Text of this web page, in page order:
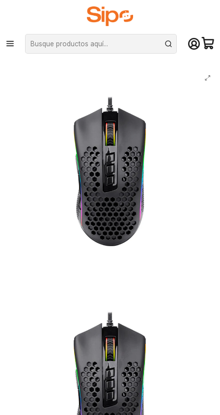
¡Compra hasta mediodía y recibe hoy! De lunes a sábado en el gran
Santiago. Envío gratis desde $29.990
Inicio Computación y Gamers Mouse
Mouse Gamer Redragon Storm Elite RGB M988 – 32000 DPI